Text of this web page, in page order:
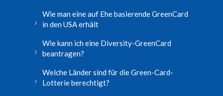
Wie man eine auf Ehe basierende GreenCard
in den USA erhält
Wie kann ich eine Diversity-GreenCard
beantragen?
Welche Länder sind für die Green-Card-
Lotterie berechtigt?